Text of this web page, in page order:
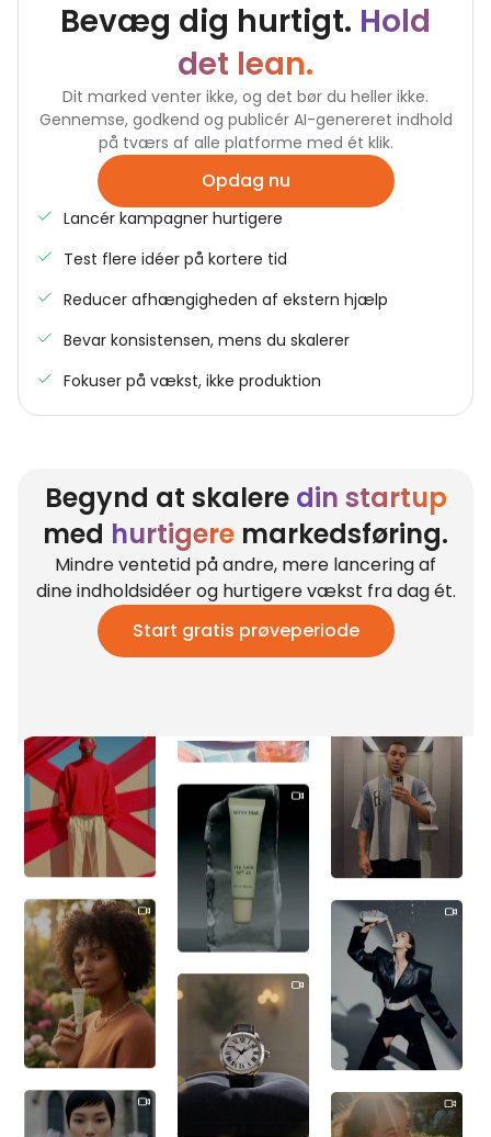
Bevæg dig hurtigt. Hold
det lean.
Dit marked venter ikke, og det bør du heller ikke.
Gennemse, godkend og publicér AI-genereret indhold
på tværs af alle platforme med ét klik.
Opdag nu
Lancér kampagner hurtigere
Test flere idéer på kortere tid
Reducer afhængigheden af ekstern hjælp
Bevar konsistensen, mens du skalerer
Fokuser på vækst, ikke produktion
Begynd at skalere din startup
med hurtigere markedsføring.
Mindre ventetid på andre, mere lancering af
dine indholdsidéer og hurtigere vækst fra dag ét.
Start gratis prøveperiode